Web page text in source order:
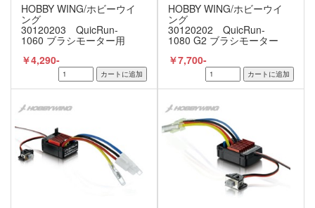
HOBBY WING/ホビーウイ
ング
30120203 QuicRun-
1060 ブラシモーター用
ESC BEC内蔵3A/6V T-
PLUG 【1/10用】
￥4,290-
HOBBY WING/ホビーウイ
ング
30120202 QuicRun-
1080 G2 ブラシモーター
￥7,700-